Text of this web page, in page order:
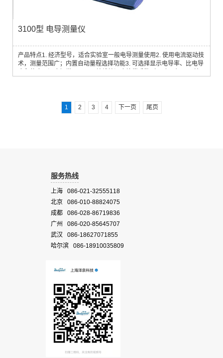
3100型 电导测量仪
产品特点1. 经济型号，适合实验室一般电导测量使用2. 使用电流驱动技
术，测量范围广；内置自动量程选择功能3. 可选择显示电导率、比电导
1 2 3 4 下一页 尾页
服务热线
上海 086-021-32555118
北京 086-010-88824075
成都 086-028-86719836
广州 086-020-85645707
武汉 086-18627071855
哈尔滨 086-18910035809